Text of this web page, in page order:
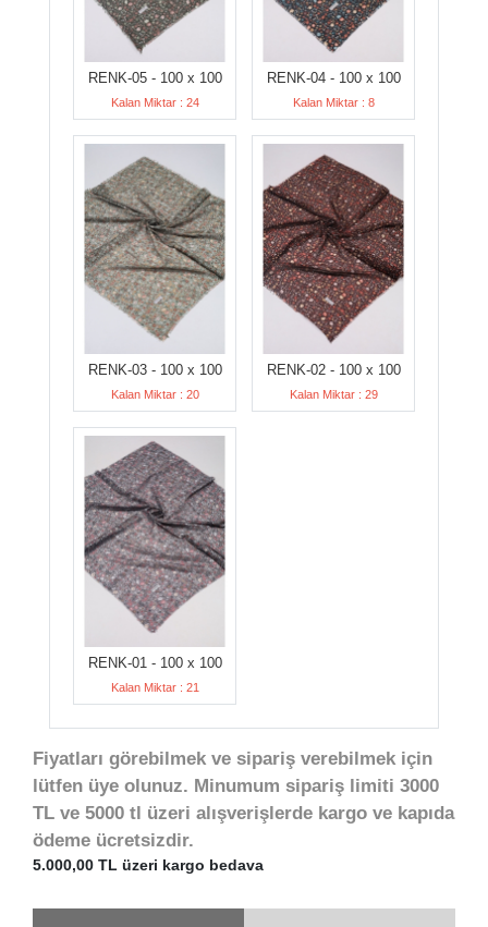
RENK-05 - 100 x 100
Kalan Miktar : 24
RENK-04 - 100 x 100
Kalan Miktar : 8
RENK-03 - 100 x 100
Kalan Miktar : 20
RENK-02 - 100 x 100
Kalan Miktar : 29
RENK-01 - 100 x 100
Kalan Miktar : 21
Fiyatları görebilmek ve sipariş verebilmek için
lütfen üye olunuz. Minumum sipariş limiti 3000
TL ve 5000 tl üzeri alışverişlerde kargo ve kapıda
ödeme ücretsizdir.
5.000,00 TL üzeri kargo bedava